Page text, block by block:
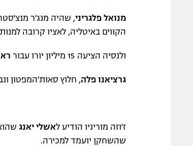
מנואל פלגריני, שהיה מנג'ר
הקווים באיטליה, לאציו קרובה
ולנסיה הציעה 15 מיליון יורו עבור
גרציאנו פלה, חלוץ סאות'המפטון
ז'וזה מוריניו הודיע לאשלי יאנג
שהשחקן יועמד למכירה.